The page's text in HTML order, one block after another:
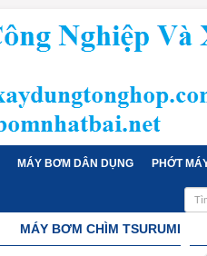
MÁY BƠM DÂN DỤNG PHỚT
MÁY BƠM CHÌM TSURUMI